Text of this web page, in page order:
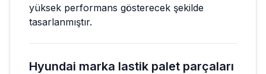
yüksek performans gösterecek şekilde
tasarlanmıştır.
Hyundai marka lastik palet parçaları